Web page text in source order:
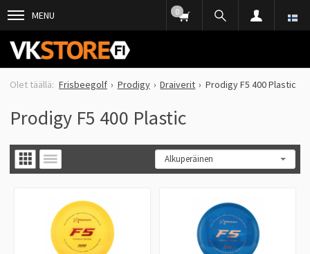
MENU 0
Frisbeegolf Prodigy Draiverit Prodigy F5 400 Plastic
Prodigy F5 400 Plastic